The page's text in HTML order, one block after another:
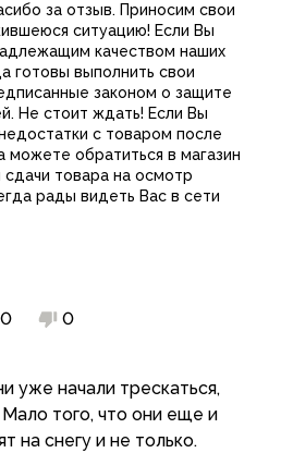
за отзыв. Приносим свои
ситуацию! Если Вы
качеством наших
готовы выполнить свои
законом о защите
Не стоит ждать! Если Вы
с товаром после
можете обратиться в магазин
товара на осмотр
рады видеть Вас в сети
0 0
уже начали трескаться,
Мало того, что они еще и
на снегу и не только.